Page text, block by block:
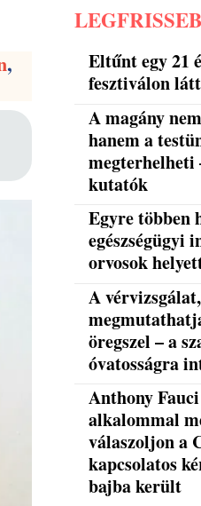
,
Eltűnt egy 21
fesztiválon
A magány
hanem a
kutatók
Egyre többen
egészségügyi
orvosok
A
öregszel – a
óvatosságra
Anthony
alkalommal
válaszoljon a
kapcsolatos
bajba került